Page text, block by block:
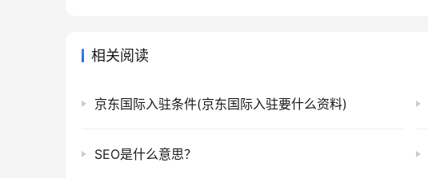
相关阅读
京东国际入驻条件(京东国际入驻要什么资料)
SEO是什么意思？